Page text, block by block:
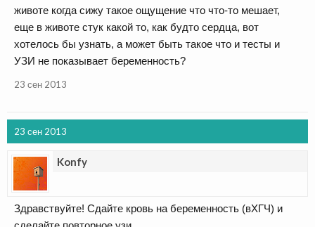
животе когда сижу такое ощущение что что-то мешает,
еще в животе стук какой то, как будто сердца, вот
хотелось бы узнать, а может быть такое что и тесты и
УЗИ не показывает беременность?
23 сен 2013
23 сен 2013
Konfy
Здравствуйте! Сдайте кровь на беременность (вХГЧ) и